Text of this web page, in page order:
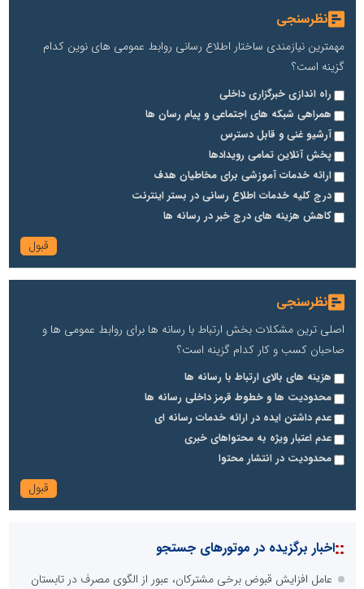
نظرسنجی
مهمترین نیازمندی ساختار اطلاع رسانی روابط عمومی های نوین کدام
گزینه است؟
راه اندازی خبرگزاری داخلی
همراهی شبکه های اجتماعی و پیام رسان ها
آرشیو غنی و قابل دسترس
پخش آنلاین تمامی رویدادها
ارائه خدمات آموزشی برای مخاطیان هدف
درج کلیه خدمات اطلاع رسانی در بستر اینترنت
کاهش هزینه های درج خبر در رسانه ها
نظرسنجی
اصلی ترین مشکلات بخش ارتباط با رسانه ها برای روابط عمومی ها و
صاحبان کسب و کار کدام گزینه است؟
هزینه های بالای ارتباط با رسانه ها
محدودیت ها و خطوط قرمز داخلی رسانه ها
عدم داشتن ایده در ارائه خدمات رسانه ای
عدم اعتبار ویژه به محتواهای خبری
محدودیت در انتشار محتوا
::اخبار برگزیده در موتورهای جستجو
عامل افزایش قبوض برخی مشترکان، عبور از الگوی مصرف در تابستان